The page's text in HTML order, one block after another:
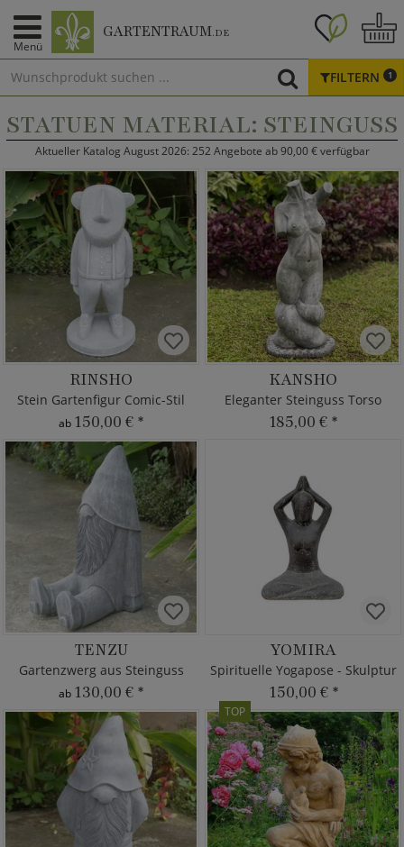
Menü
GARTENTRAUM.DE
FILTERN 1
STATUEN MATERIAL: STEINGUSS
Aktueller Katalog August 2026: 252 Angebote ab 90,00 € verfügbar
RINSHO
Stein Gartenfigur Comic-Stil
ab 150,00 € *
KANSHO
Eleganter Steinguss Torso
185,00 € *
TENZU
Gartenzwerg aus Steinguss
ab 130,00 € *
YOMIRA
Spirituelle Yogapose - Skulptur
150,00 € *
TOP